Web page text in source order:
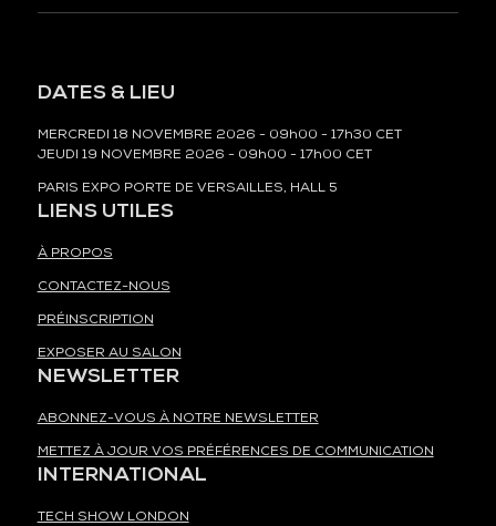
DATES & LIEU
MERCREDI 18 NOVEMBRE 2026 - 09h00 - 17h30 CET
JEUDI 19 NOVEMBRE 2026 - 09h00 - 17h00 CET
PARIS EXPO PORTE DE VERSAILLES, HALL 5
LIENS UTILES
À PROPOS
CONTACTEZ-NOUS
PRÉINSCRIPTION
EXPOSER AU SALON
NEWSLETTER
ABONNEZ-VOUS À NOTRE NEWSLETTER
METTEZ À JOUR VOS PRÉFÉRENCES DE COMMUNICATION
INTERNATIONAL
TECH SHOW LONDON